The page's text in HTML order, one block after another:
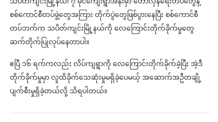
စစ်ကောင်စီတပ်ဖွဲ့တွေအကြား တိုက်ပွဲတွေဖြစ်ပွားနေပြီး စစ်ကောင်စီ
တပ်ဘက်က သပိတ်ကျင်းမြို့နယ်ကို လေကြောင်းတိုက်ခိုက်မှုတွေ
ဆက်တိုက်ပြုလုပ်နေတာပါ။
ဧပြီ ၁၆ ရက်ကလည်း လိပ်ကျရွာကို လေကြောင်းတိုက်ခိုက်ခဲ့ပြီး အဲ့ဒီ
တိုက်ခိုက်မှုမှာ လူထိခိုက်သေဆုံးမှုမရှိခဲ့ပေမယ့် အဆောက်အဦတချို့
ပျက်စီးမှုရှိခဲ့တယ်လို့ သိရပါတယ်။